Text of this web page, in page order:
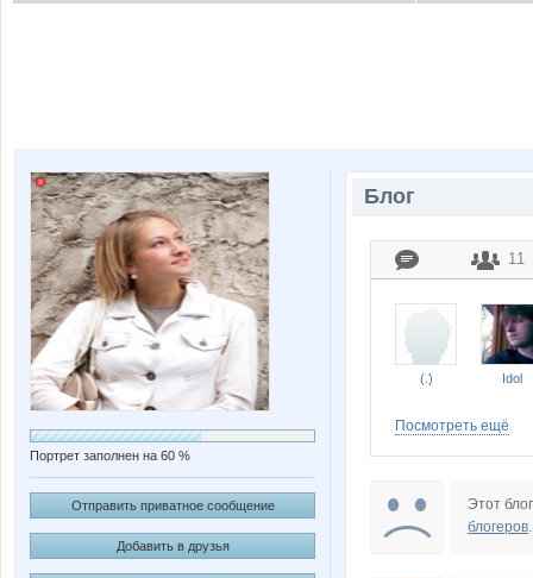
Портрет заполнен на 60 %
Отправить приватное сообщение
Добавить в друзья
Блог
11
(.) Idol
Посмотреть ещё
Этот
блогеров.